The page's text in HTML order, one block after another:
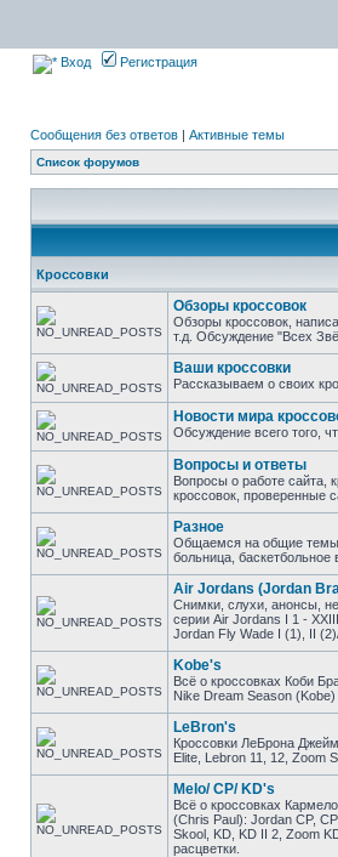
Вход Регистрация
Сообщения без ответов | Активные темы
Список форумов
Кроссовки
Обзоры кроссовок
Обзоры кроссовок,
т.д. Обсуждение "Всех
Ваши кроссовки
Рассказываем о своих
Новости мира
Обсуждение всего того,
Вопросы и ответы
Вопросы о работе сайта,
кроссовок, проверенные
Разное
Общаемся на общие темы
больница,
Air Jordans (Jordan
Снимки, слухи, анонсы,
серии Air Jordans I 1 -
Jordan Fly Wade I (1), II
Kobe's
Всё о кроссовках Коби
Nike Dream Season
LeBron's
Кроссовки ЛеБрона
Elite, Lebron 11, 12, Zoom
Melo/ CP/ KD's
Всё о кроссовках
(Chris Paul): Jordan CP,
Skool, KD, KD II 2, Zoom
расцветки.